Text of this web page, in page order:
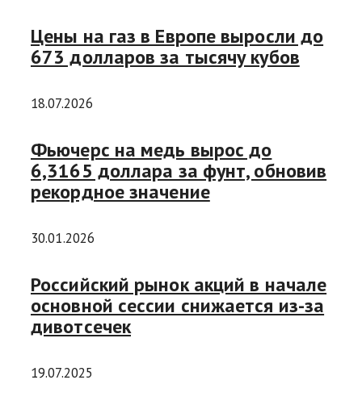
Цены на газ в Европе выросли до
673 долларов за тысячу кубов
18.07.2026
Фьючерс на медь вырос до
6,3165 доллара за фунт, обновив
рекордное значение
30.01.2026
Российский рынок акций в начале
основной сессии снижается из-за
дивотсечек
19.07.2025